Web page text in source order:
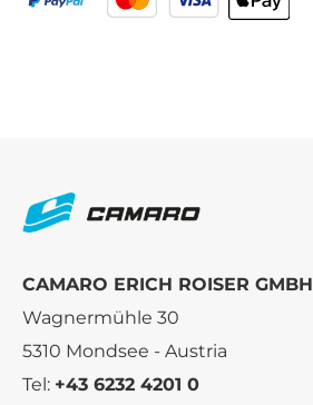
CAMARO ERICH ROISER GMBH
Wagnermühle 30
5310 Mondsee - Austria
Tel: +43 6232 4201 0